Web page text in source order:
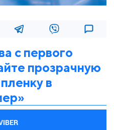
с первого
прозрачную
в